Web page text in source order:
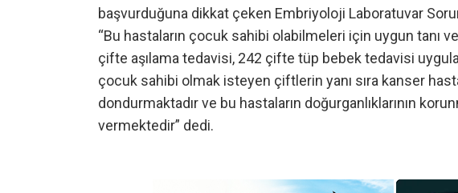
başvurduğuna dikkat çeken Embriyoloji Laboratuvar
“Bu hastaların çocuk sahibi olabilmeleri için uygun tanı
çifte aşılama tedavisi, 242 çifte tüp bebek tedavisi
çocuk sahibi olmak isteyen çiftlerin yanı sıra kanser
dondurmaktadır ve bu hastaların doğurganlıklarının
vermektedir” dedi.